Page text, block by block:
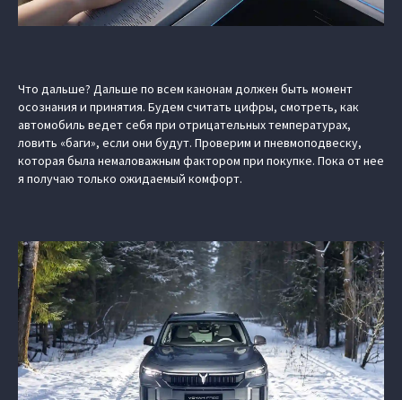
Что дальше? Дальше по всем канонам должен быть момент
осознания и принятия. Будем считать цифры, смотреть, как
автомобиль ведет себя при отрицательных температурах,
ловить «баги», если они будут. Проверим и пневмоподвеску,
которая была немаловажным фактором при покупке. Пока от нее
я получаю только ожидаемый комфорт.